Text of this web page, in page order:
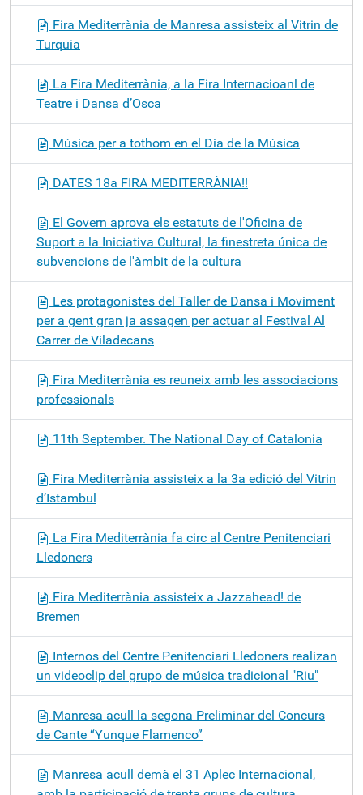
Fira Mediterrània de Manresa assisteix al Vitrin de
Turquia
La Fira Mediterrània, a la Fira Internacioanl de
Teatre i Dansa d’Osca
Música per a tothom en el Dia de la Música
DATES 18a FIRA MEDITERRÀNIA!!
El Govern aprova els estatuts de l'Oficina de
Suport a la Iniciativa Cultural, la finestreta única de
subvencions de l'àmbit de la cultura
Les protagonistes del Taller de Dansa i Moviment
per a gent gran ja assagen per actuar al Festival Al
Carrer de Viladecans
Fira Mediterrània es reuneix amb les associacions
professionals
11th September. The National Day of Catalonia
Fira Mediterrània assisteix a la 3a edició del Vitrin
d’Istambul
La Fira Mediterrània fa circ al Centre Penitenciari
Lledoners
Fira Mediterrània assisteix a Jazzahead! de
Bremen
Internos del Centre Penitenciari Lledoners realizan
un videoclip del grupo de música tradicional "Riu"
Manresa acull la segona Preliminar del Concurs
de Cante “Yunque Flamenco”
Manresa acull demà el 31 Aplec Internacional,